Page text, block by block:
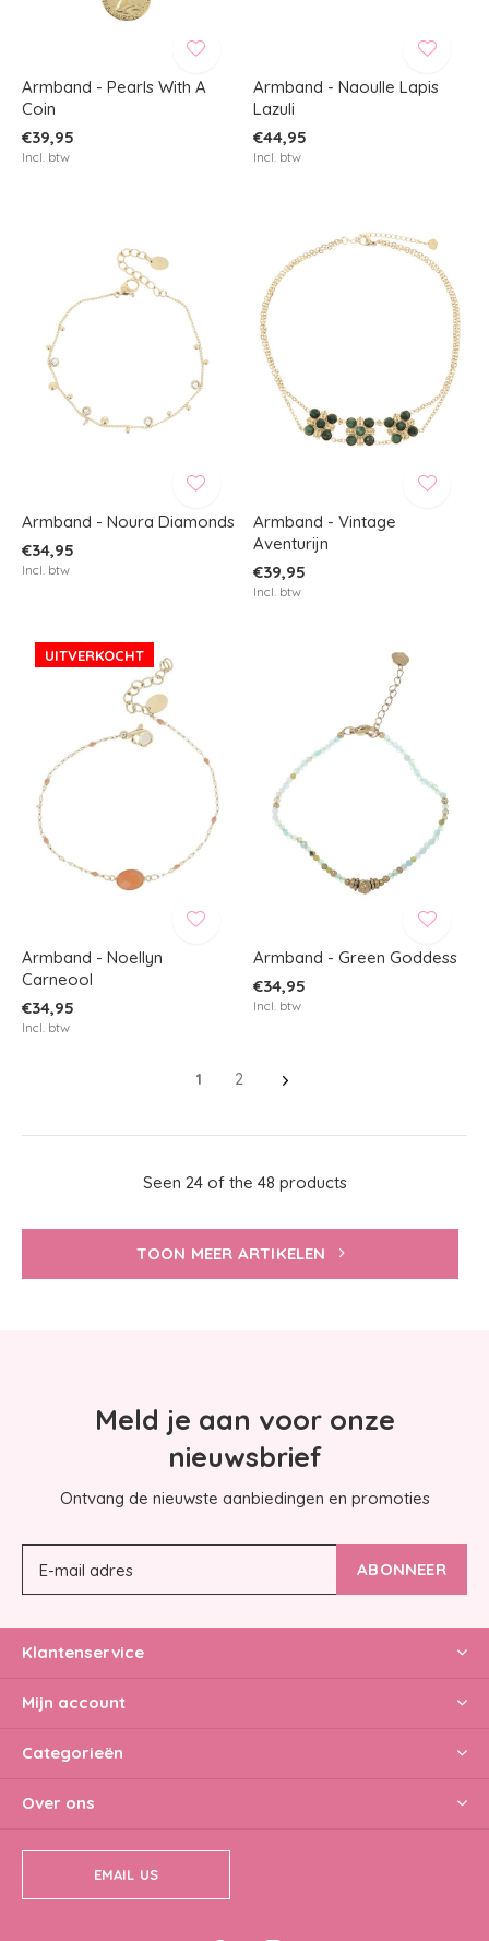
Armband - Pearls With A
Coin
€39,95
Incl. btw
Armband - Naoulle Lapis
Lazuli
€44,95
Incl. btw
Armband - Noura Diamonds
€34,95
Incl. btw
Armband - Vintage
Aventurijn
€39,95
Incl. btw
UITVERKOCHT
Armband - Noellyn
Carneool
€34,95
Incl. btw
Armband - Green Goddess
€34,95
Incl. btw
1 2
Seen 24 of the 48 products
TOON MEER ARTIKELEN
Meld je aan voor onze
nieuwsbrief
Ontvang de nieuwste aanbiedingen en promoties
ABONNEER
Klantenservice
Mijn account
Categorieën
Over ons
EMAIL US